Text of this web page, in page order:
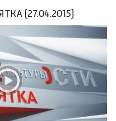
(27.04.2015)